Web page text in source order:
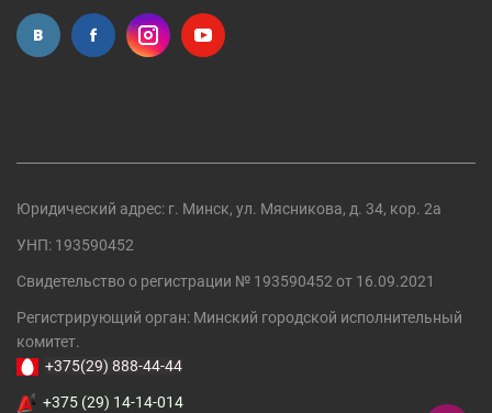
Юридический адрес: г. Минск, ул. Мясникова, д. 34, кор. 2а
УНП: 193590452
Свидетельство о регистрации № 193590452 от 16.09.2021
Регистрирующий орган: Минский городской исполнительный
комитет.
+375(29) 888-44-44
+375 (29) 14-14-014